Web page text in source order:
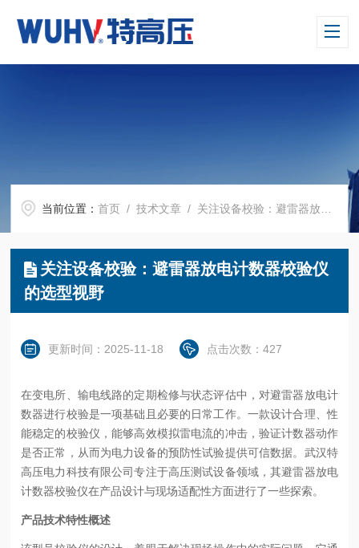
当前位置：首页 /技术文章 / 关注设备校验：避雷器放电计数器校验仪的选型视野
关注设备校验：避雷器放电计数器校验仪
的选型视野
更新时间：2025-11-18 点击次数：427
在变电所、输电线路的定期检修与状态评估中，对避雷器放电计
数器进行校验是一项基础且必要的日常工作。一款设计合理、性
能稳定的校验仪，能够高效模拟雷电流的冲击，验证计数器动作
是否正常，从而为电力设备的预防性试验提供可信数据。武汉特
高压电力科技有限公司专注于高压测试设备领域，其避雷器放电
计数器校验仪在产品设计与现场适配性方面进行了一些探索。
产品技术特性概述